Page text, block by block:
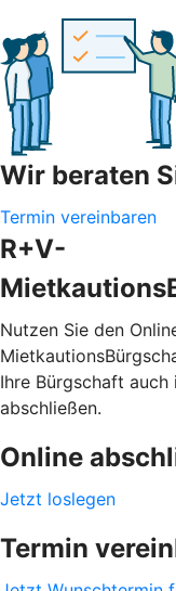
Wir beraten
Termin vereinbaren
R+V-
Nutzen Sie den
Ihre Bürgschaft
abschließen.
Online
Jetzt loslegen
Termin